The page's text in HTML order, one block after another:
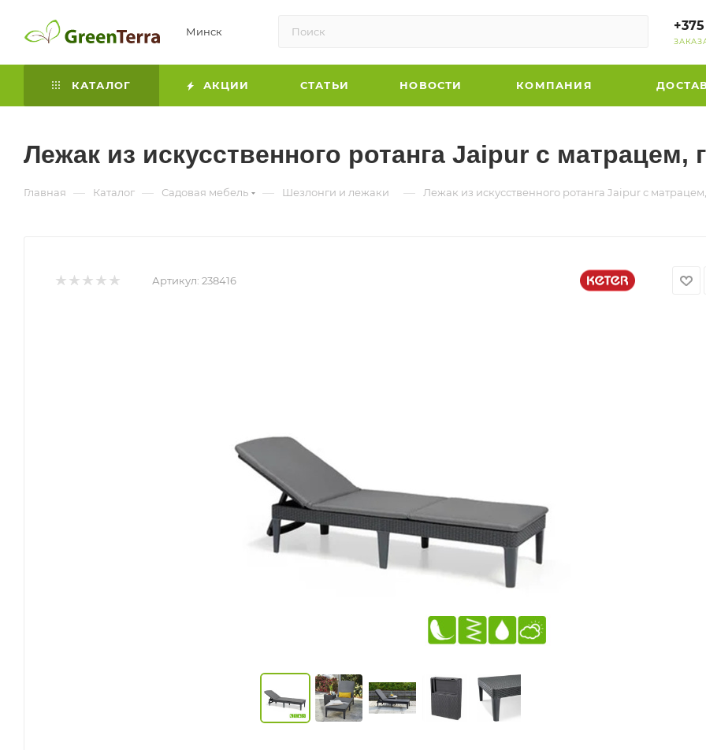
Минск
КАТАЛОГ АКЦИИ СТАТЬИ НОВОСТИ КОМПАНИЯ
Лежак из искусственного ротанга Jaipur с
Главная — Каталог — Садовая мебель — Шезлонги и лежаки — Лежак из искусственного ротанга Jaipur с
Артикул: 238416